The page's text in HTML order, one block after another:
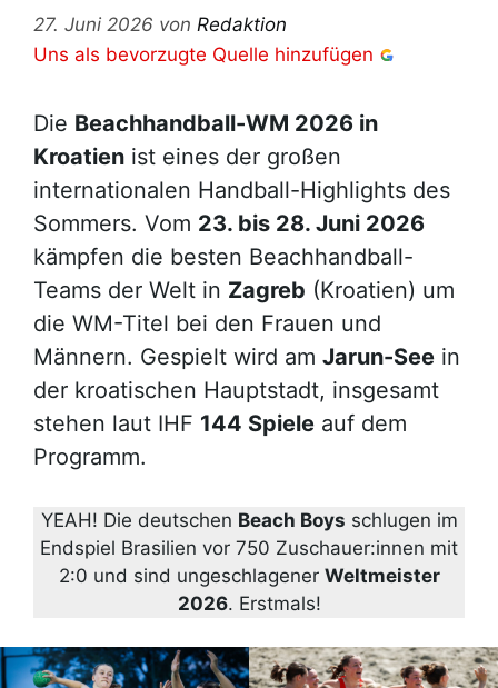
27. Juni 2026 von Redaktion
Uns als bevorzugte Quelle hinzufügen
Die Beachhandball-WM 2026 in
Kroatien ist eines der großen
internationalen Handball-Highlights des
Sommers. Vom 23. bis 28. Juni 2026
kämpfen die besten Beachhandball-
Teams der Welt in Zagreb (Kroatien) um
die WM-Titel bei den Frauen und
Männern. Gespielt wird am Jarun-See in
der kroatischen Hauptstadt, insgesamt
stehen laut IHF 144 Spiele auf dem
Programm.
YEAH! Die deutschen Beach Boys schlugen im
Endspiel Brasilien vor 750 Zuschauer:innen mit
2:0 und sind ungeschlagener Weltmeister
2026. Erstmals!